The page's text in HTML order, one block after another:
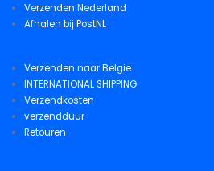
Verzenden Nederland
Afhalen bij PostNL
Verzenden naar Belgie
INTERNATIONAL SHIPPING
Verzendkosten
verzendduur
Retouren